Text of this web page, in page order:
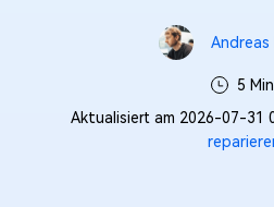
Andreas
5
Aktualisiert am 2026-07-31